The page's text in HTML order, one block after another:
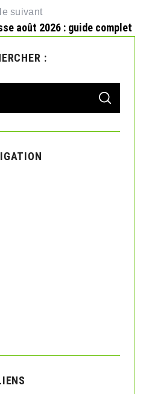
suivant
août 2026 : guide complet
:
S
A
C